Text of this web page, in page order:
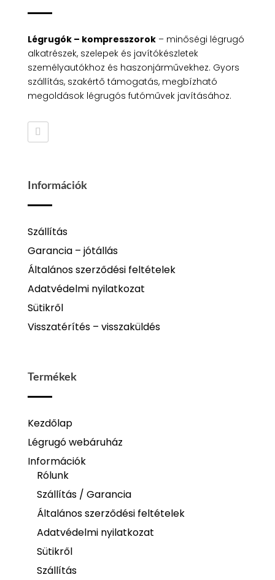
Légrugók – kompresszorok– minőségi légrugó
alkatrészek, szelepek és javítókészletek
személyautókhoz és haszonjárművekhez. Gyors
szállítás, szakértő támogatás, megbízható
megoldások légrugós futóművek javításához.
Információk
Szállítás
Garancia – jótállás
Általános szerződési feltételek
Adatvédelmi nyilatkozat
Sütikről
Visszatérítés – visszaküldés
Termékek
Kezdőlap
Légrugó webáruház
Információk
Rólunk
Szállítás / Garancia
Általános szerződési feltételek
Adatvédelmi nyilatkozat
Sütikről
Szállítás